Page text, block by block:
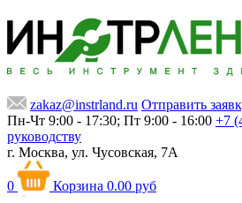
zakaz@instrland.ru Отправить
Пн-Чт 9:00 - 17:30; Пт 9:00 - 16:00 +7
руководству
г. Москва, ул. Чусовская, 7А
0 Корзина 0.00 руб